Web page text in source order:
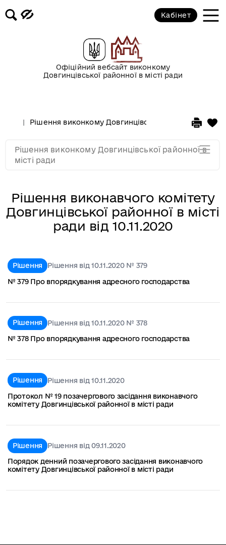
Офіційний вебсайт виконкому
Довгинцівської районної в місті ради
Кабінет
Рішення виконкому Довгинцівської районної в
Рішення виконавчого комітету
Довгинцівської районної в місті
ради від 10.11.2020
Рішення
Рішення від 10.11.2020 № 379
№ 379 Про впорядкування адресного господарства
Рішення
Рішення від 10.11.2020 № 378
№ 378 Про впорядкування адресного господарства
Рішення
Рішення від 10.11.2020
Протокол № 19 позачергового засідання виконавчого
комітету Довгинцівської районної в місті ради
Рішення
Рішення від 09.11.2020
Порядок денний позачергового засідання виконавчого
комітету Довгинцівської районної в місті ради
Рішення виконкому Довгинцівської районної в
місті ради
2017 рік
2015 рік
2013 рік
2012 рік